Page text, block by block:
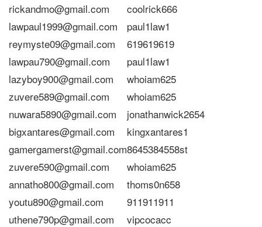
rickandmo@gmail.com
coolrick666
lawpaul1999@gmail.com
paul1law1
reymyste09@gmail.com
619619619
lawpau790@gmail.com
paul1law1
lazyboy900@gmail.com
whoiam625
zuvere589@gmail.com
whoiam625
nuwara5890@gmail.com
jonathanwick2654
bigxantares@gmail.com
kingxantares1
gamergamerst@gmail.com8645384558st
zuvere590@gmail.com
whoiam625
annatho800@gmail.com
thoms0n658
youtu890@gmail.com
911911911
uthene790p@gmail.com
vipcocacc